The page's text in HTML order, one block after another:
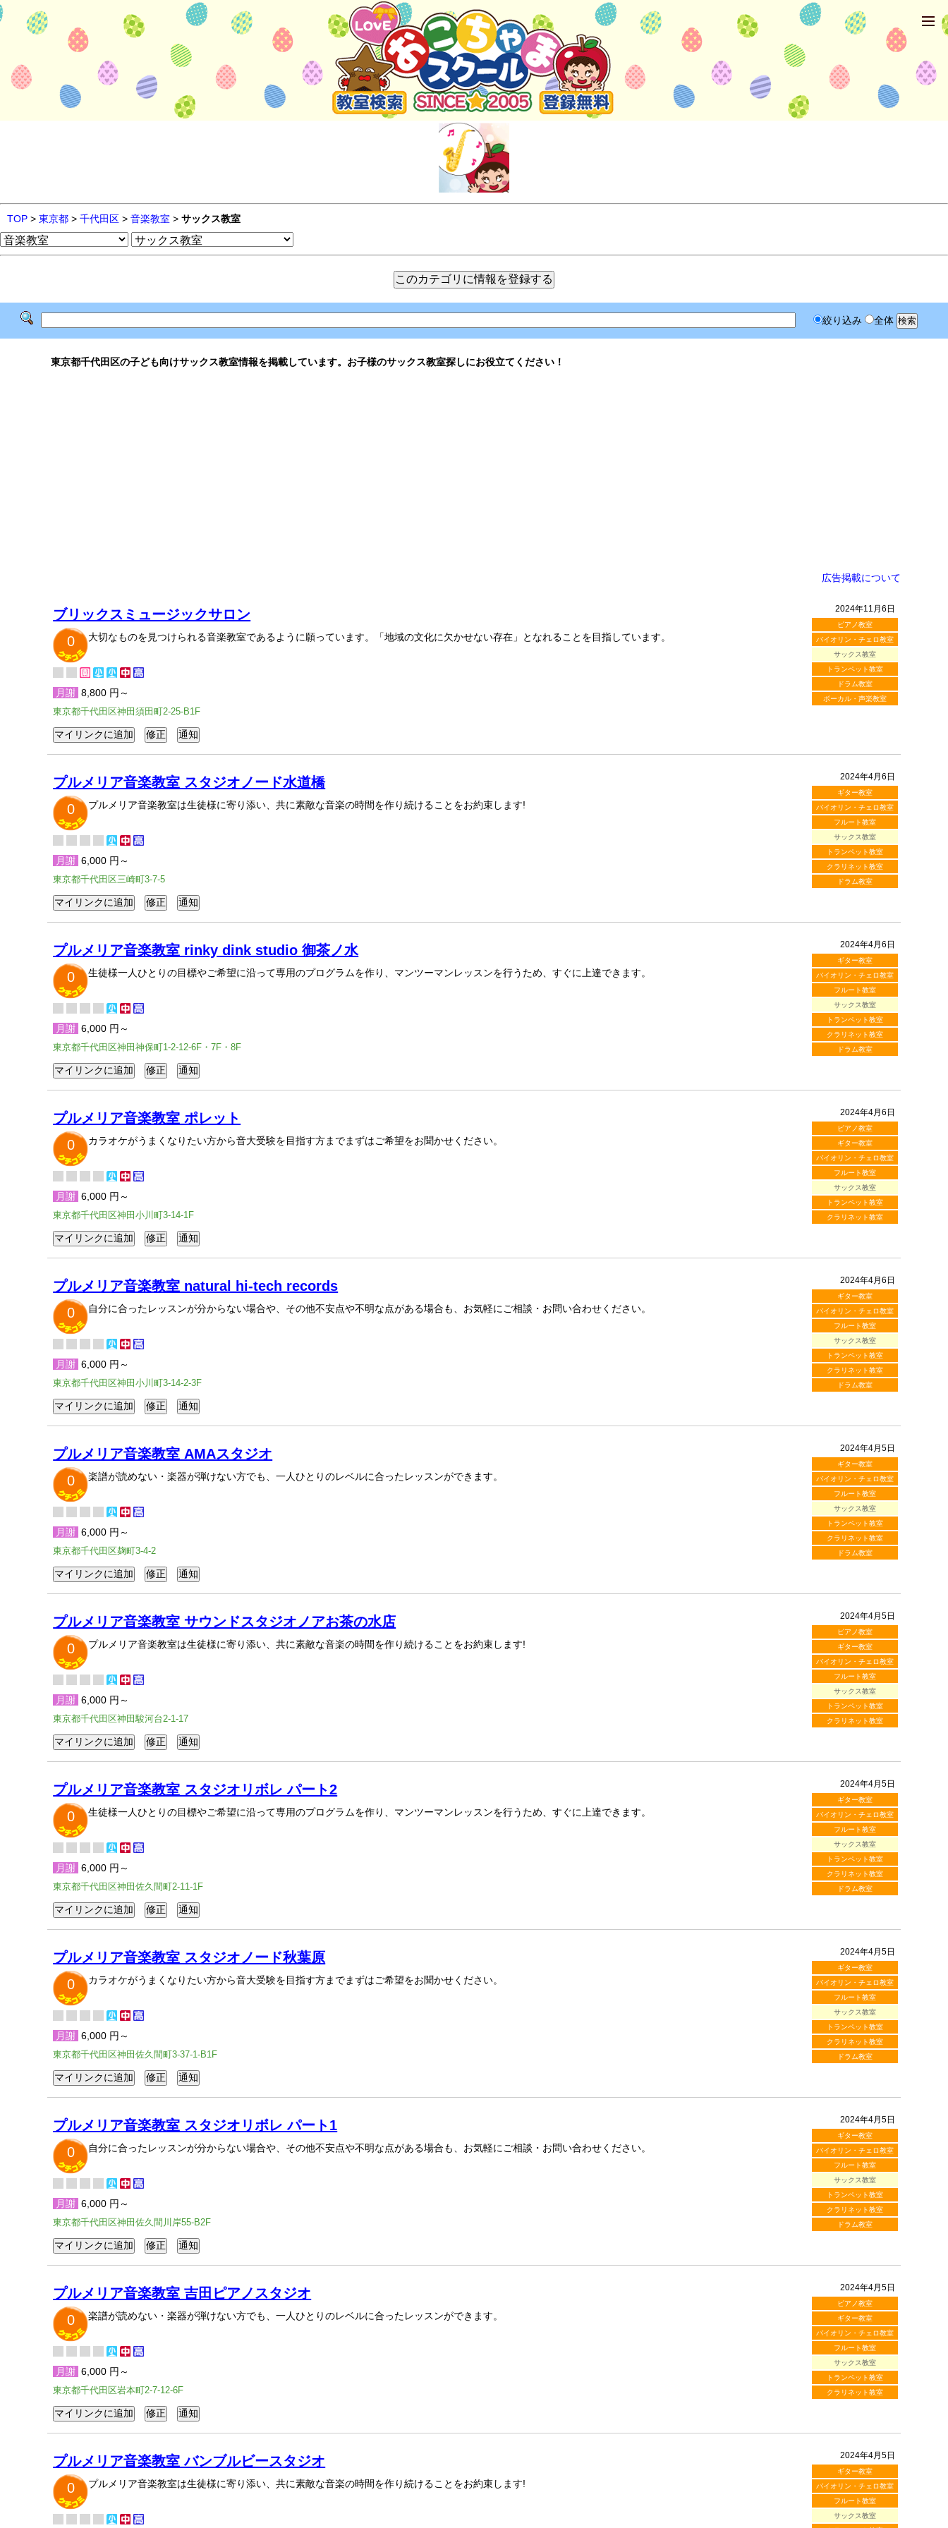
TOP > 東京都 > 千代田区 > 音楽教室 > サックス教室
絞り込み 全体
東京都千代田区の子ども向けサックス教室情報を掲載しています。お子様のサックス教室探しにお役立てください！
広告掲載について
2024年11月6日
ピアノ教室
バイオリン・チェロ教室
サックス教室
トランペット教室
ドラム教室
ボーカル・声楽教室
ブリックスミュージックサロン
0
大切なものを見つけられる音楽教室であるように願っています。「地域の文化に欠かせない存在」となれることを目指しています。
月謝 8,800 円～
東京都千代田区神田須田町2-25-B1F
2024年4月6日
ギター教室
バイオリン・チェロ教室
フルート教室
サックス教室
トランペット教室
クラリネット教室
ドラム教室
プルメリア音楽教室 スタジオノード水道橋
0
プルメリア音楽教室は生徒様に寄り添い、共に素敵な音楽の時間を作り続けることをお約束します!
月謝 6,000 円～
東京都千代田区三崎町3-7-5
2024年4月6日
ギター教室
バイオリン・チェロ教室
フルート教室
サックス教室
トランペット教室
クラリネット教室
ドラム教室
プルメリア音楽教室 rinky dink studio 御茶ノ水
0
生徒様一人ひとりの目標やご希望に沿って専用のプログラムを作り、マンツーマンレッスンを行うため、すぐに上達できます。
月謝 6,000 円～
東京都千代田区神田神保町1-2-12-6F・7F・8F
2024年4月6日
ピアノ教室
ギター教室
バイオリン・チェロ教室
フルート教室
サックス教室
トランペット教室
クラリネット教室
プルメリア音楽教室 ポレット
0
カラオケがうまくなりたい方から音大受験を目指す方までまずはご希望をお聞かせください。
月謝 6,000 円～
東京都千代田区神田小川町3-14-1F
2024年4月6日
ギター教室
バイオリン・チェロ教室
フルート教室
サックス教室
トランペット教室
クラリネット教室
ドラム教室
プルメリア音楽教室 natural hi-tech records
0
自分に合ったレッスンが分からない場合や、その他不安点や不明な点がある場合も、お気軽にご相談・お問い合わせください。
月謝 6,000 円～
東京都千代田区神田小川町3-14-2-3F
2024年4月5日
ギター教室
バイオリン・チェロ教室
フルート教室
サックス教室
トランペット教室
クラリネット教室
ドラム教室
プルメリア音楽教室 AMAスタジオ
0
楽譜が読めない・楽器が弾けない方でも、一人ひとりのレベルに合ったレッスンができます。
月謝 6,000 円～
東京都千代田区麹町3-4-2
2024年4月5日
ピアノ教室
ギター教室
バイオリン・チェロ教室
フルート教室
サックス教室
トランペット教室
クラリネット教室
プルメリア音楽教室 サウンドスタジオノアお茶の水店
0
プルメリア音楽教室は生徒様に寄り添い、共に素敵な音楽の時間を作り続けることをお約束します!
月謝 6,000 円～
東京都千代田区神田駿河台2-1-17
2024年4月5日
ギター教室
バイオリン・チェロ教室
フルート教室
サックス教室
トランペット教室
クラリネット教室
ドラム教室
プルメリア音楽教室 スタジオリボレ パート2
0
生徒様一人ひとりの目標やご希望に沿って専用のプログラムを作り、マンツーマンレッスンを行うため、すぐに上達できます。
月謝 6,000 円～
東京都千代田区神田佐久間町2-11-1F
2024年4月5日
ギター教室
バイオリン・チェロ教室
フルート教室
サックス教室
トランペット教室
クラリネット教室
ドラム教室
プルメリア音楽教室 スタジオノード秋葉原
0
カラオケがうまくなりたい方から音大受験を目指す方までまずはご希望をお聞かせください。
月謝 6,000 円～
東京都千代田区神田佐久間町3-37-1-B1F
2024年4月5日
ギター教室
バイオリン・チェロ教室
フルート教室
サックス教室
トランペット教室
クラリネット教室
ドラム教室
プルメリア音楽教室 スタジオリボレ パート1
0
自分に合ったレッスンが分からない場合や、その他不安点や不明な点がある場合も、お気軽にご相談・お問い合わせください。
月謝 6,000 円～
東京都千代田区神田佐久間川岸55-B2F
2024年4月5日
ピアノ教室
ギター教室
バイオリン・チェロ教室
フルート教室
サックス教室
トランペット教室
クラリネット教室
プルメリア音楽教室 吉田ピアノスタジオ
0
楽譜が読めない・楽器が弾けない方でも、一人ひとりのレベルに合ったレッスンができます。
月謝 6,000 円～
東京都千代田区岩本町2-7-12-6F
2024年4月5日
ギター教室
バイオリン・チェロ教室
フルート教室
サックス教室
プルメリア音楽教室 バンブルビースタジオ
0
プルメリア音楽教室は生徒様に寄り添い、共に素敵な音楽の時間を作り続けることをお約束します!